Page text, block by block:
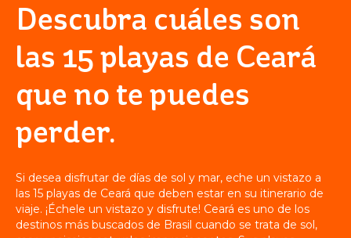
CENTROS TURÍSTICOS
VILA AZUL DO MAR
DESTINO
Volver
PARK
RESORT
Descubra cuáles son
las 15 playas de Ceará
que no te puedes
perder.
Si desea disfrutar de días de sol y mar, eche un vistazo a
las 15 playas de Ceará que deben estar en su itinerario de
viaje. ¡Échele un vistazo y disfrute! Ceará es uno de los
destinos más buscados de Brasil cuando se trata de sol,